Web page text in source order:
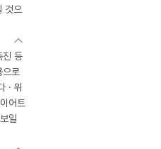
것으
진 등
로
· 위
어트
일